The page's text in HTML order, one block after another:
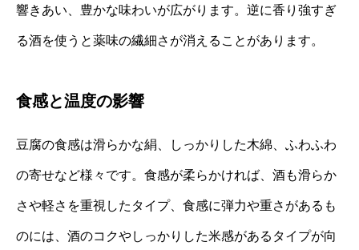
響きあい、豊かな味わいが広がります。逆に香り強すぎ
る酒を使うと薬味の繊細さが消えることがあります。
食感と温度の影響
豆腐の食感は滑らかな絹、しっかりした木綿、ふわふわ
の寄せなど様々です。食感が柔らかければ、酒も滑らか
さや軽さを重視したタイプ、食感に弾力や重さがあるも
のには、酒のコクやしっかりした米感があるタイプが向